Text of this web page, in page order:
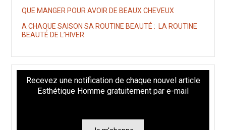
QUE MANGER POUR AVOIR DE BEAUX CHEVEUX
A CHAQUE SAISON SA ROUTINE BEAUTÉ : LA ROUTINE
BEAUTÉ DE L’HIVER.
Recevez une notification de chaque nouvel article
Esthétique Homme gratuitement par e-mail